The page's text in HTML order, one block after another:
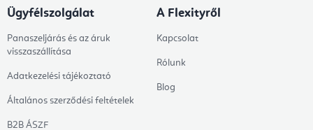
Ügyfélszolgálat
Panaszeljárás és az áruk
visszaszállítása
Adatkezelési tájékoztató
Általános szerződési feltételek
B2B ÁSZF
A Flexityről
Kapcsolat
Rólunk
Blog